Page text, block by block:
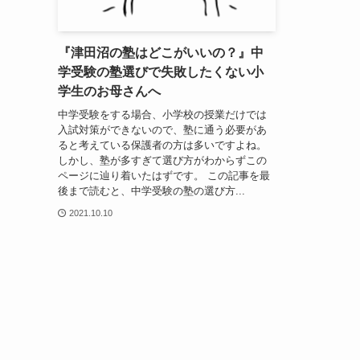
『津田沼の塾はどこがいいの？』中
学受験の塾選びで失敗したくない小
学生のお母さんへ
中学受験をする場合、小学校の授業だけでは
入試対策ができないので、塾に通う必要があ
ると考えている保護者の方は多いですよね。
しかし、塾が多すぎて選び方がわからずこの
ページに辿り着いたはずです。 この記事を最
後まで読むと、中学受験の塾の選び方...
2021.10.10